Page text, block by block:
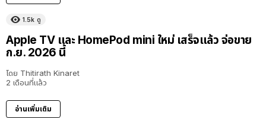
1.5k ดู
Apple TV และ HomePod mini ใหม่ เสร็จแล้ว จ่อขาย
ก.ย. 2026 นี้
โดย Thitirath Kinaret
2 เดือนที่แล้ว
อ่านเพิ่มเติม